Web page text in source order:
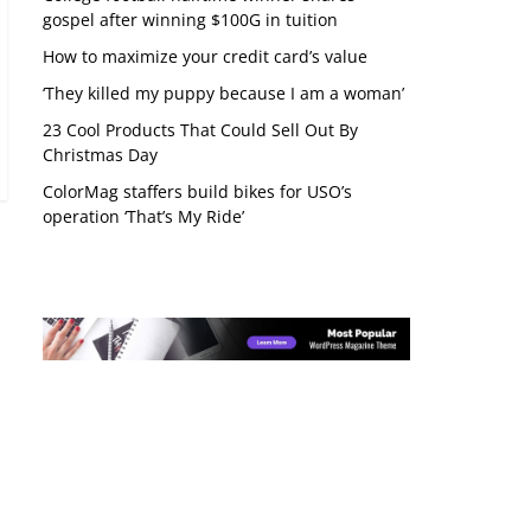
gospel after winning $100G in tuition
How to maximize your credit card’s value
‘They killed my puppy because I am a woman’
23 Cool Products That Could Sell Out By
Christmas Day
ColorMag staffers build bikes for USO’s
operation ‘That’s My Ride’